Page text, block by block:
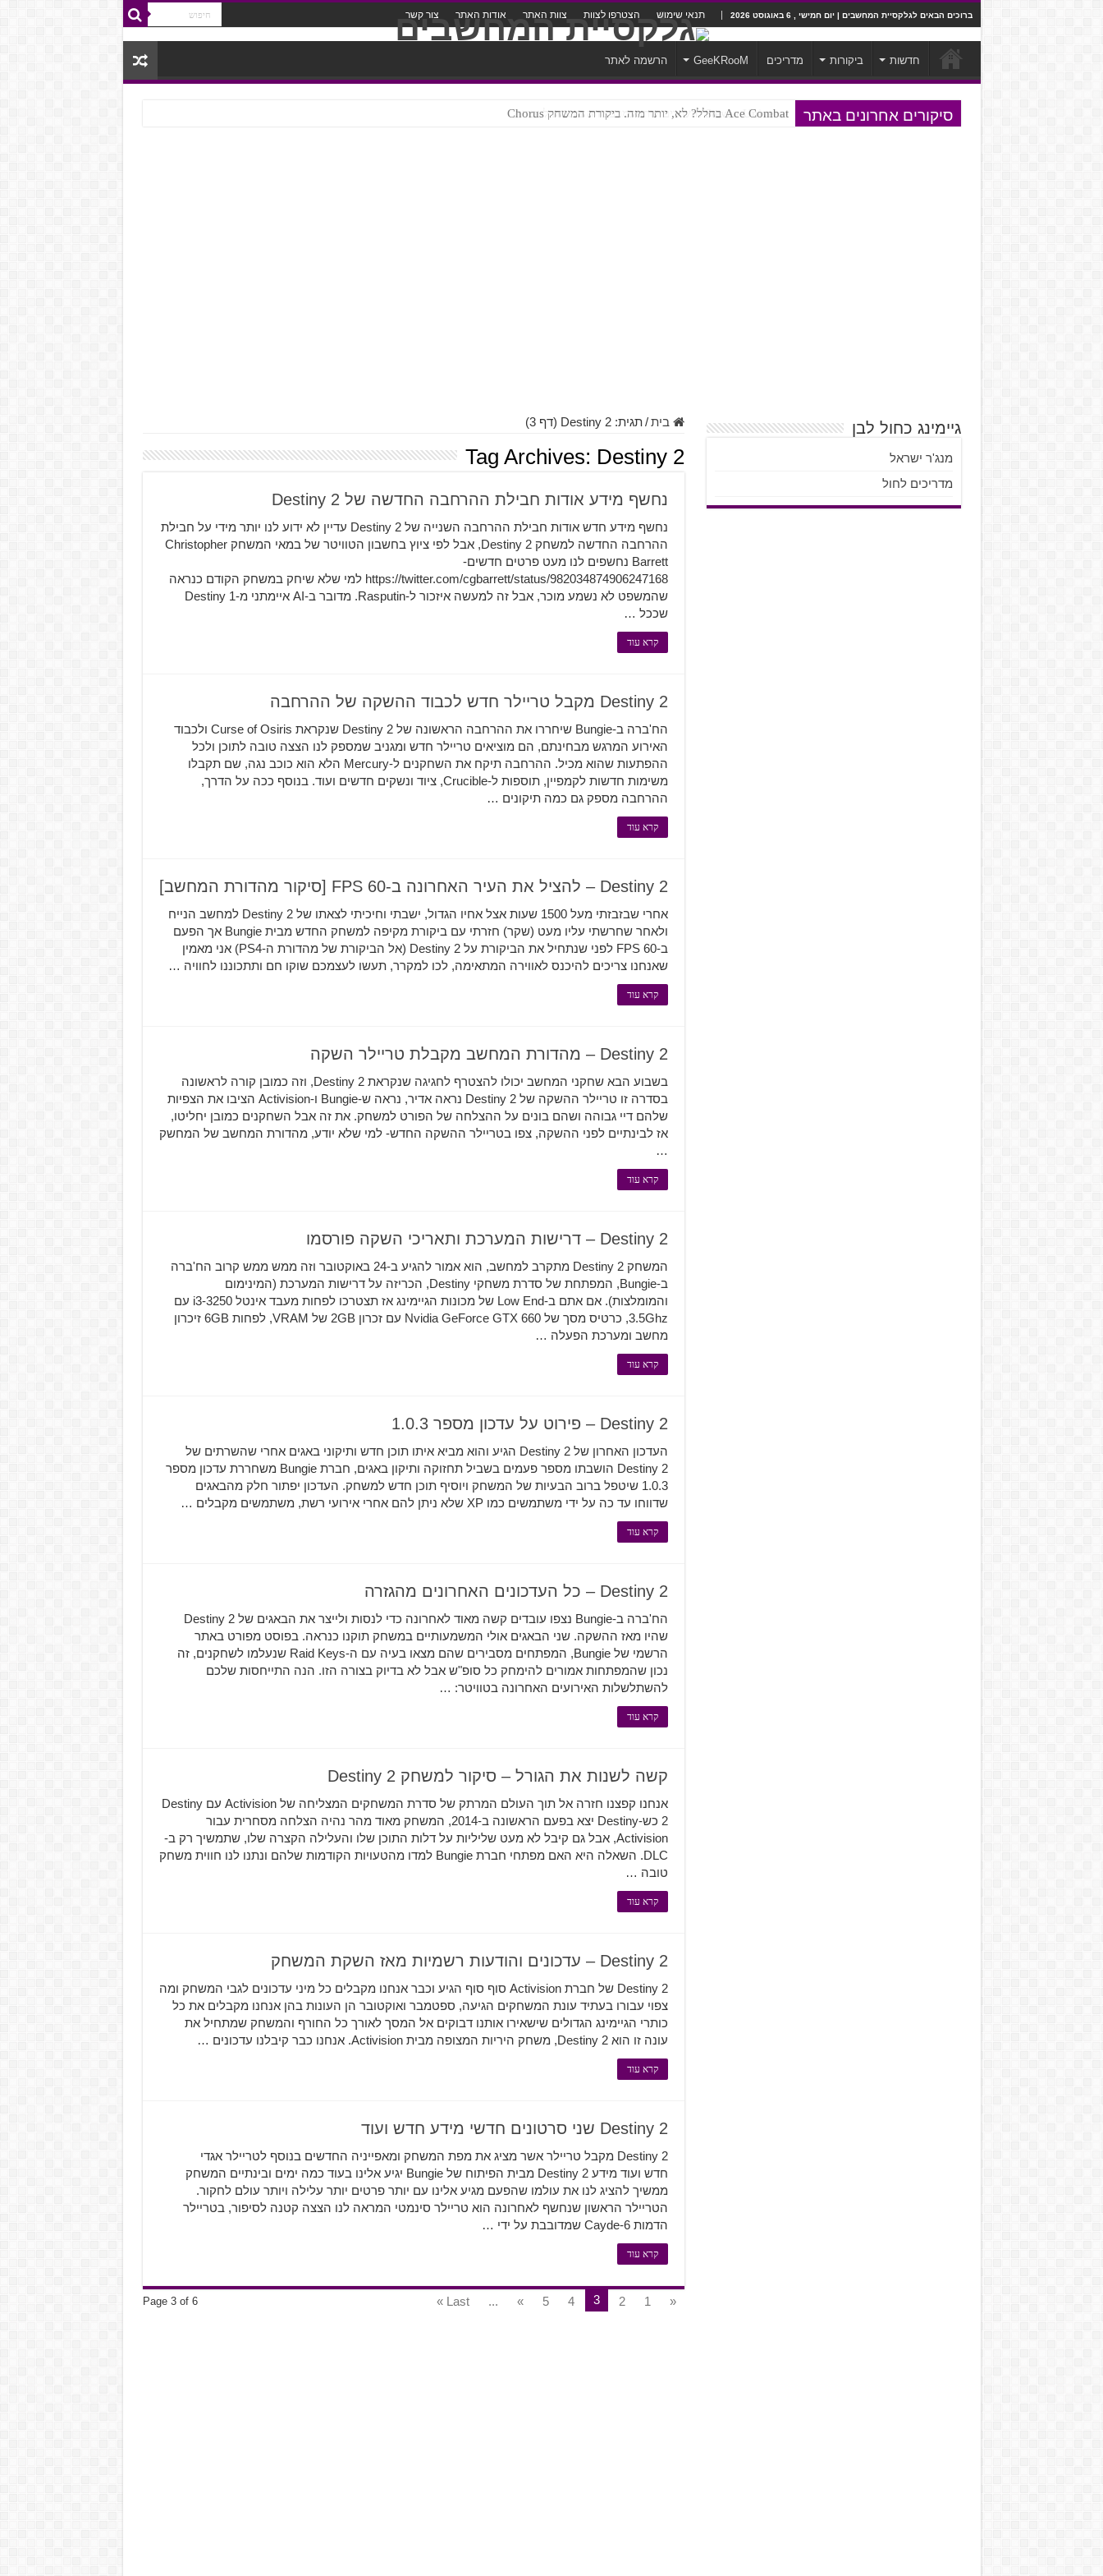
ברוכים הבאים לגלקסיית המחשבים | יום חמישי , 6 באוגוסט 2026 תנאי שימוש הצטרפו לצוות צוות האתר אודות האתר צור קשר
חדשות ביקורות מדריכים GeeKRooM הרשמה לאתר
סיקורים אחרונים באתר Ace Combat בחלל? לא, יותר מזה. ביקורת המשחק Chorus
Steven Universe והשירים שתורגמו בצורה נוראית לעברית
בית / תגית:Destiny 2 (דף 3)
Tag Archives: Destiny 2
נחשף מידע אודות חבילת ההרחבה החדשה של Destiny 2
נחשף מידע חדש אודות חבילת ההרחבה השנייה של Destiny 2 עדיין לא ידוע לנו יותר מידי על חבילת
ההרחבה החדשה למשחק Destiny 2, אבל לפי ציוץ בחשבון הטוויטר של במאי המשחק Christopher
Barrett נחשפים לנו מעט פרטים חדשים-
https://twitter.com/cgbarrett/status/982034874906247168 למי שלא שיחק במשחק הקודם כנראה
שהמשפט לא נשמע מוכר, אבל זה למעשה איזכור ל-Rasputin. מדובר ב-AI איימתני מ-Destiny 1
שככל …
קרא עוד
Destiny 2 מקבל טריילר חדש לכבוד ההשקה של ההרחבה
הח'ברה ב-Bungie שיחררו את ההרחבה הראשונה של Destiny 2 שנקראת Curse of Osiris ולכבוד
האירוע המרגש מבחינתם, הם מוציאים טריילר חדש ומגניב שמספק לנו הצצה טובה לתוכן ולכל
ההפתעות שהוא מכיל. ההרחבה תיקח את השחקנים ל-Mercury הלא הוא כוכב נגה, שם תקבלו
משימות חדשות לקמפיין, תוספות ל-Crucible, ציוד ונשקים חדשים ועוד. בנוסף ככה על הדרך,
ההרחבה מספק גם כמה תיקונים …
קרא עוד
Destiny 2 – להציל את העיר האחרונה ב-60 FPS [סיקור מהדורת המחשב]
אחרי שבזבזתי מעל 1500 שעות אצל אחיו הגדול, ישבתי וחיכיתי לצאתו של Destiny 2 למחשב הנייח
ולאחר שחרשתי עליו מעט (שקר) חזרתי עם ביקורת מקיפה למשחק החדש מבית Bungie אך הפעם
ב-60 FPS לפני שנתחיל את הביקורת על Destiny 2 (אל הביקורת של מהדורת ה-PS4) אני מאמין
שאנחנו צריכים להיכנס לאווירה המתאימה, לכו למקרר, תעשו לעצמכם שוקו חם ותתכוננו לחוויה …
קרא עוד
Destiny 2 – מהדורת המחשב מקבלת טריילר השקה
בשבוע הבא שחקני המחשב יכולו להצטרף לחגיגה שנקראת Destiny 2, וזה כמובן קורה לראשונה
בסדרה זו טריילר ההשקה של Destiny 2 נראה אדיר, נראה ש-Bungie ו-Activision הציבו את הצפיות
שלהם דיי גבוהה ושהם בונים על ההצלחה של הפורט למשחק. את זה אבל השחקנים כמובן יחליטו,
אז לבינתיים לפני ההשקה, צפו בטריילר ההשקה החדש- למי שלא יודע, מהדורת המחשב של המחשק
…
קרא עוד
Destiny 2 – דרישות המערכת ותאריכי השקה פורסמו
המשחק Destiny 2 מתקרב למחשב, הוא אמור להגיע ב-24 באוקטובר וזה ממש ממש קרוב הח'ברה
ב-Bungie, המפתחת של סדרת משחקי Destiny, הכריזה על דרישות המערכת (המינימום
והמומלצות). אם אתם ב-Low End של מכונות הגיימינג אז תצטרכו לפחות מעבד אינטל i3-3250 עם
3.5Ghz, כרטיס מסך של Nvidia GeForce GTX 660 עם זכרון 2GB של VRAM, לפחות 6GB זיכרון
מחשב ומערכת הפעלה …
קרא עוד
Destiny 2 – פירוט על עדכון מספר 1.0.3
העדכון האחרון של Destiny 2 הגיע והוא מביא איתו תוכן חדש ותיקוני באגים אחרי שהשרתים של
Destiny 2 הושבתו מספר פעמים בשביל תחזוקה ותיקון באגים, חברת Bungie משחררת עדכון מספר
1.0.3 שיטפל ברוב הבעיות של המשחק ויוסיף תוכן חדש למשחק. העדכון יפתור חלק מהבאגים
שדווחו עד כה על ידי משתמשים כמו XP שלא ניתן להם אחרי אירועי רשת, משתמשים מקבלים …
קרא עוד
Destiny 2 – כל העדכונים האחרונים מהגזרה
הח'ברה ב-Bungie נצפו עובדים קשה מאוד לאחרונה כדי לנסות ולייצר את הבאגים של Destiny 2
שהיו מאז ההשקה. שני הבאגים אולי המשמעותיים במשחק תוקנו כנראה. בפוסט מפורט באתר
הרשמי של Bungie, המפתחים מסבירים שהם מצאו בעיה עם ה-Raid Keys שנעלמו לשחקנים, זה
נכון שהמפתחות אמורים להימחק כל סופ"ש אבל לא בדיוק בצורה הזו. הנה התייחסות שלכם
להשתלשלות האירועים האחרונה בטוויטר: …
קרא עוד
קשה לשנות את הגורל – סיקור למשחק Destiny 2
אנחנו קפצנו חזרה אל תוך העולם המרתק של סדרת המשחקים המצליחה של Activision עם Destiny
2 כש-Destiny יצא בפעם הראשונה ב-2014, המשחק מאוד מהר נהיה הצלחה מסחרית עבור
Activision, אבל גם קיבל לא מעט שליליות על דלות התוכן שלו והעלילה הקצרה שלו, שתמשיך רק ב-
DLC. השאלה היא האם מפתחי חברת Bungie למדו מהטעויות הקודמות שלהם ונתנו לנו חווית משחק
טובה …
קרא עוד
Destiny 2 – עדכונים והודעות רשמיות מאז השקת המשחק
Destiny 2 של חברת Activision סוף סוף הגיע וכבר אנחנו מקבלים כל מיני עדכונים לגבי המשחק ומה
צפוי עבורו בעתיד עונת המשחקים הגיעה, ספטמבר ואוקטובר הן העונות בהן אנחנו מקבלים את כל
כותרי הגיימינג הגדולים שישאירו אותנו דבוקים אל המסך לאורך כל החורף והמשחק שמתחיל את
עונה זו הוא Destiny 2, משחק היריות המצופה מבית Activision. אנחנו כבר קיבלנו עדכונים …
קרא עוד
Destiny 2 שני סרטונים חדשי מידע חדש ועוד
Destiny 2 מקבל טריילר אשר מציג את מפת המשחק ומאפייניה החדשים בנוסף לטריילר אגדי
חדש ועוד מידע Destiny 2 מבית הפיתוח של Bungie יגיע אלינו בעוד כמה ימים ובינתיים המשחק
ממשיך להציג לנו את עולמו שהפעם מגיע אלינו עם יותר פרטים יותר עלילה ויותר עולם לחקור.
הטריילר הראשון שנחשף לאחרונה הוא טריילר סינמטי המראה לנו הצצה קטנה לסיפור, בטריילר
הדמות Cayde-6 שמדובבת על ידי …
קרא עוד
Page 3 of 6 «
1
2
3
4
5
»
...
Last »
גיימינג כחול לבן
מנג'ר ישראל
מדריכים לחול